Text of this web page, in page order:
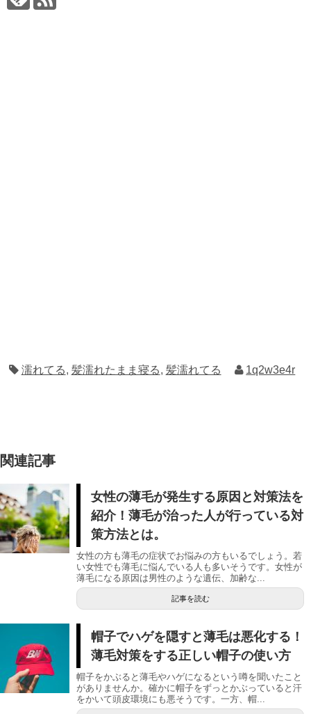
濡れてる, 髪濡れたまま寝る, 髪濡れてる 1q2w3e4r
関連記事
女性の薄毛が発生する原因と対策法を
紹介！薄毛が治った人が行っている対
策方法とは。
女性の方も薄毛の症状でお悩みの方もいるでしょう。若
い女性でも薄毛に悩んでいる人も多いそうです。女性が
薄毛になる原因は男性のような遺伝、加齢な...
記事を読む
帽子でハゲを隠すと薄毛は悪化する！
薄毛対策をする正しい帽子の使い方
帽子をかぶると薄毛やハゲになるという噂を聞いたこと
がありませんか。確かに帽子をずっとかぶっていると汗
をかいて頭皮環境にも悪そうです。一方、帽...